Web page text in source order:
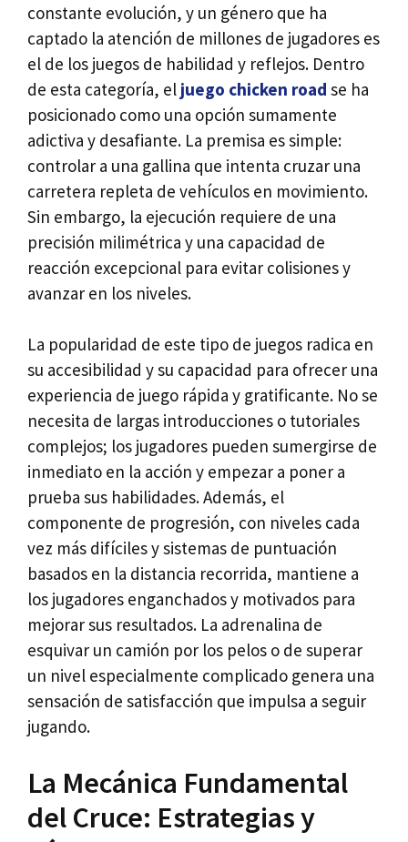
constante evolución, y un género que ha
captado la atención de millones de jugadores es
el de los juegos de habilidad y reflejos. Dentro
de esta categoría, el juego chicken road se ha
posicionado como una opción sumamente
adictiva y desafiante. La premisa es simple:
controlar a una gallina que intenta cruzar una
carretera repleta de vehículos en movimiento.
Sin embargo, la ejecución requiere de una
precisión milimétrica y una capacidad de
reacción excepcional para evitar colisiones y
avanzar en los niveles.
La popularidad de este tipo de juegos radica en
su accesibilidad y su capacidad para ofrecer una
experiencia de juego rápida y gratificante. No se
necesita de largas introducciones o tutoriales
complejos; los jugadores pueden sumergirse de
inmediato en la acción y empezar a poner a
prueba sus habilidades. Además, el
componente de progresión, con niveles cada
vez más difíciles y sistemas de puntuación
basados en la distancia recorrida, mantiene a
los jugadores enganchados y motivados para
mejorar sus resultados. La adrenalina de
esquivar un camión por los pelos o de superar
un nivel especialmente complicado genera una
sensación de satisfacción que impulsa a seguir
jugando.
La Mecánica Fundamental
del Cruce: Estrategias y